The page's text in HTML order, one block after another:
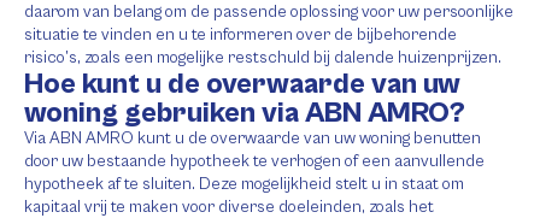
daarom van belang om de passende oplossing voor uw persoonlijke
situatie te vinden en u te informeren over de bijbehorende
risico’s, zoals een mogelijke restschuld bij dalende huizenprijzen.
Hoe kunt u de overwaarde van uw
woning gebruiken via ABN AMRO?
Via ABN AMRO kunt u de overwaarde van uw woning benutten
door uw bestaande hypotheek te verhogen of een aanvullende
hypotheek af te sluiten. Deze mogelijkheid stelt u in staat om
kapitaal vrij te maken voor diverse doeleinden, zoals het